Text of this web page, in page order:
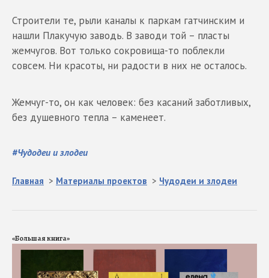
Строители те, рыли каналы к паркам гатчинским и
нашли Плакучую заводь. В заводи той – пласты
жемчугов. Вот только сокровища-то поблекли
совсем. Ни красоты, ни радости в них не осталось.
Жемчуг-то, он как человек: без касаний заботливых,
без душевного тепла – каменеет.
#Чудодеи и злодеи
Главная > Материалы проектов > Чудодеи и злодеи
«Большая книга»